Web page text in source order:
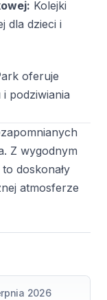
Kolejki
dla dzieci i
oferuje
podziwiania
Z wygodnym
doskonały
atmosferze
2026